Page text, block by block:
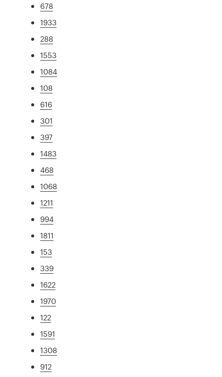
678
1933
288
1553
1084
108
616
301
397
1483
468
1068
1211
994
1811
153
339
1622
1970
122
1591
1308
912